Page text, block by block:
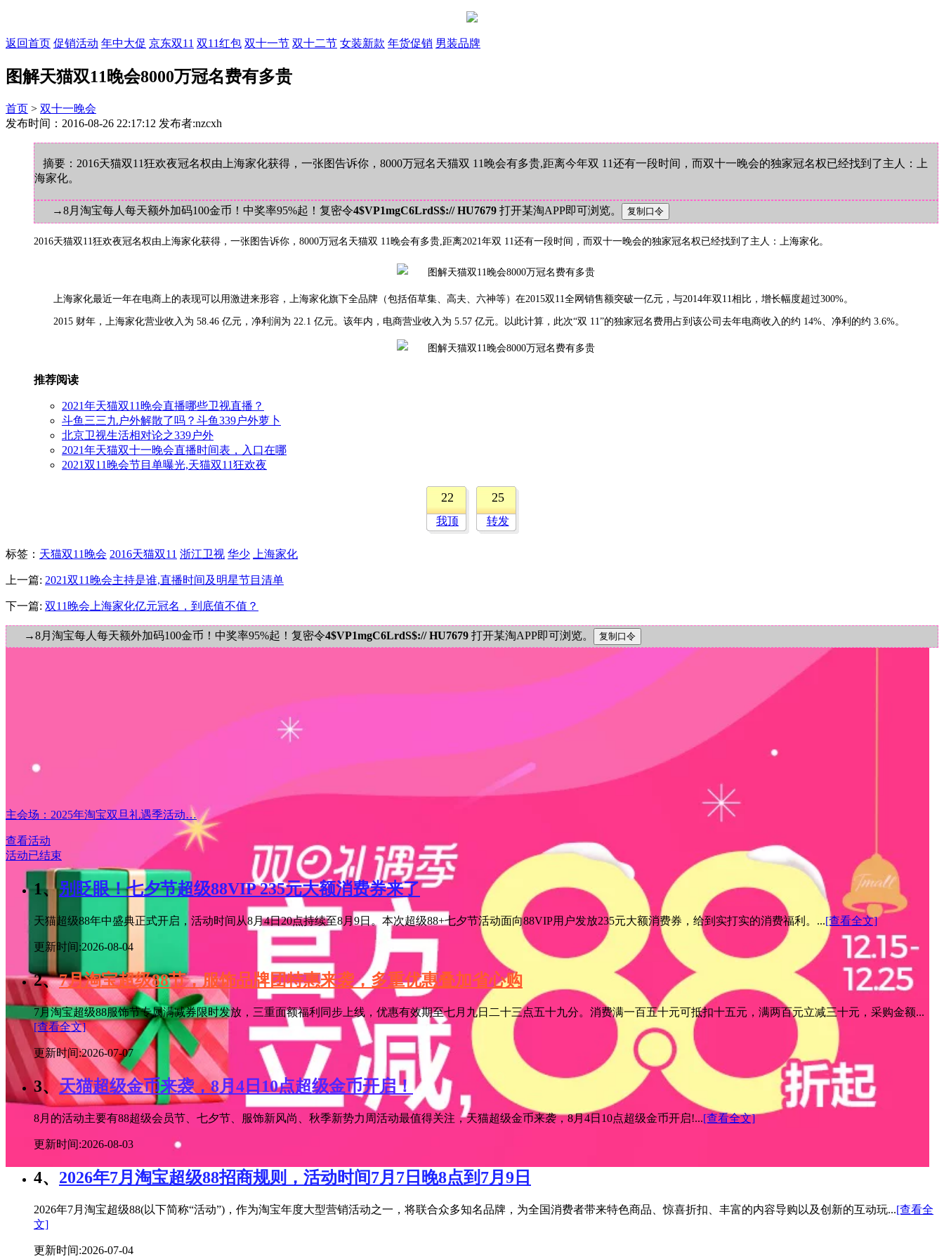
返回首页 促销活动 年中大促 京东双11 双11红包 双十一节 双十二节 女装新款 年货促销 男装品牌
图解天猫双11晚会8000万冠名费有多贵
首页 > 双十一晚会
发布时间：2016-08-26 22:17:12 发布者:nzcxh
摘要：2016天猫双11狂欢夜冠名权由上海家化获得，一张图告诉你，8000万冠名天猫双 11晚会有多贵,距离今年双 11还有一段时间，而双十一晚会的独家冠名权已经找到了主人：上
海家化。
→8月淘宝每人每天额外加码100金币！中奖率95%起！复密令4$VP1mgC6LrdS$:// HU7679 打开某淘APP即可浏览。
2016天猫双11狂欢夜冠名权由上海家化获得，一张图告诉你，8000万冠名天猫双 11晚会有多贵,距离2021年双 11还有一段时间，而双十一晚会的独家冠名权已经找到了主人：上海家化。
上海家化最近一年在电商上的表现可以用激进来形容，上海家化旗下全品牌（包括佰草集、高夫、六神等）在2015双11全网销售额突破一亿元，与2014年双11相比，增长幅度超过300%。
2015 财年，上海家化营业收入为 58.46 亿元，净利润为 22.1 亿元。该年内，电商营业收入为 5.57 亿元。以此计算，此次“双 11”的独家冠名费用占到该公司去年电商收入的约 14%、净利的约 3.6%。
推荐阅读
2021年天猫双11晚会直播哪些卫视直播？
斗鱼三三九户外解散了吗？斗鱼339户外萝卜
北京卫视生活相对论之339户外
2021年天猫双十一晚会直播时间表，入口在哪
2021双11晚会节目单曝光,天猫双11狂欢夜
22
我顶
25
转发
标签 ： 天猫双11晚会 2016天猫双11 浙江卫视 华少 上海家化
上一篇: 2021双11晚会主持是谁,直播时间及明星节目清单
下一篇: 双11晚会上海家化亿元冠名，到底值不值？
→8月淘宝每人每天额外加码100金币！中奖率95%起！复密令4$VP1mgC6LrdS$:// HU7679 打开某淘APP即可浏览。
主会场：2025年淘宝双旦礼遇季活动…
查看活动
活动已结束
1、别眨眼！七夕节超级88VIP 235元大额消费券来了
天猫超级88年中盛典正式开启，活动时间从8月4日20点持续至8月9日。本次超级88+七夕节活动面向88VIP用户发放235元大额消费券，给到实打实的消费福利。...[查看全文]
更新时间:2026-08-04
2、7月淘宝超级88节，服饰品牌团特惠来袭，多重优惠叠加省心购
7月淘宝超级88服饰节专属满减券限时发放，三重面额福利同步上线，优惠有效期至七月九日二十三点五十九分。消费满一百五十元可抵扣十五元，满两百元立减三十元，采购金额...
[查看全文]
更新时间:2026-07-07
3、天猫超级金币来袭，8月4日10点超级金币开启！
8月的活动主要有88超级会员节、七夕节、服饰新风尚、秋季新势力周活动最值得关注，天猫超级金币来袭，8月4日10点超级金币开启!...[查看全文]
更新时间:2026-08-03
4、 2026年7月淘宝超级88招商规则，活动时间7月7日晚8点到7月9日
2026年7月淘宝超级88(以下简称“活动”)，作为淘宝年度大型营销活动之一，将联合众多知名品牌，为全国消费者带来特色商品、惊喜折扣、丰富的内容导购以及创新的互动玩...[查看全
文]
更新时间:2026-07-04